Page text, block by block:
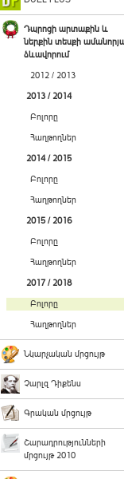
Դպրոցի արտաքին և
ներքին տեսքի
ձևավորում
2012 / 2013
2013 / 2014
Բոլորը
Հաղթողներ
2014 / 2015
Բոլորը
Հաղթողներ
2015 / 2016
Բոլորը
Հաղթողներ
2017 / 2018
Բոլորը
Հաղթողներ
Նկարչական մրցույթ
Չարլզ Դիքենս
Գրական մրցույթ
Շարադրությունների
մրցույթ 2010